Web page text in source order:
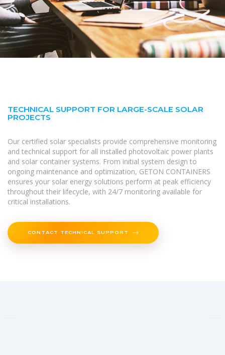
TECHNICAL SUPPORT FOR LARGE-SCALE SOLAR
PROJECTS
Our certified solar specialists provide comprehensive monitoring
and technical support for all installed photovoltaic power plants
and solar container systems. From initial system design to
ongoing maintenance and optimization, GETON CONTAINERS
ensures your solar energy solutions perform at peak efficiency
throughout their lifecycle, with 24/7 monitoring available for
critical installations.
CONTACT TECHNICAL SUPPORT